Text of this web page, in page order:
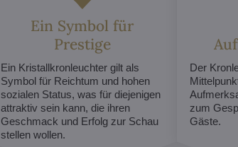
Ein Symbol für
Prestige
Ein Kristallkronleuchter gilt als
Symbol für Reichtum und hohen
sozialen Status, was für diejenigen
attraktiv sein kann, die ihren
Geschmack und Erfolg zur Schau
stellen wollen.
Der
zum
Gäste.